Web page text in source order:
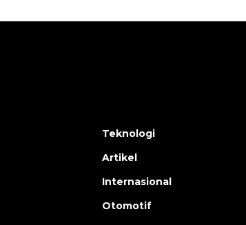
Teknologi
Artikel
Internasional
Otomotif